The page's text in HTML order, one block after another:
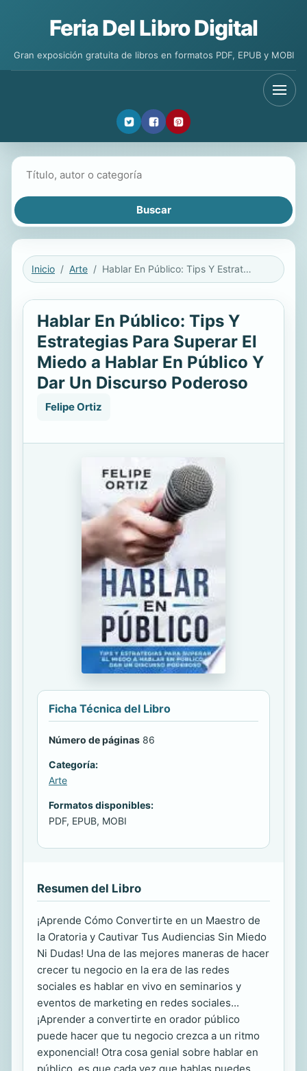
Feria Del Libro Digital
Gran exposición gratuita de libros en formatos PDF, EPUB y MOBI
Inicio Arte Hablar En Público: Tips Y Estrategias Para Superar El Miedo a Hablar En Público Y Dar Un Discurso Poderoso
Hablar En Público: Tips Y
Estrategias Para Superar El
Miedo a Hablar En Público Y
Dar Un Discurso Poderoso
Felipe Ortiz
Ficha Técnica del Libro
Número de páginas 86
Categoría:
Arte
Formatos disponibles:
PDF, EPUB, MOBI
Resumen del Libro
¡Aprende Cómo Convertirte en un Maestro de
la Oratoria y Cautivar Tus Audiencias Sin Miedo
Ni Dudas! Una de las mejores maneras de hacer
crecer tu negocio en la era de las redes
sociales es hablar en vivo en seminarios y
eventos de marketing en redes sociales...
¡Aprender a convertirte en orador público
puede hacer que tu negocio crezca a un ritmo
exponencial! Otra cosa genial sobre hablar en